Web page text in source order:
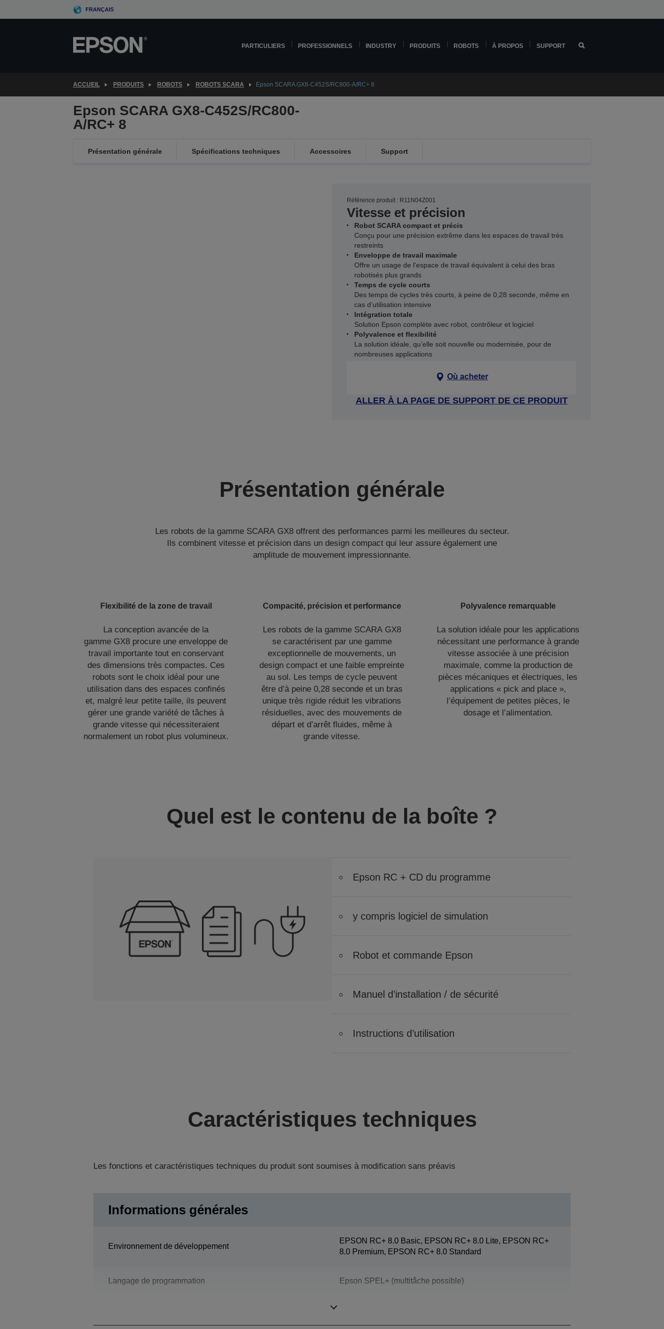
to
FRANÇAIS
PARTICULIERS PROFESSIONNELS INDUSTRY PRODUITS ROBOTS À PROPOS SUPPORT
ACCUEIL PRODUITS ROBOTS ROBOTS SCARA Epson SCARA GX8-C452S/RC800-A/RC+ 8
Epson SCARA GX8-C452S/RC800-
A/RC+ 8
Présentation générale Spécifications techniques Accessoires Support
Référence produit : R11N04Z001
Vitesse et précision
Robot SCARA compact et précis
Conçu pour une précision extrême dans les espaces de travail très
restreints
Enveloppe de travail maximale
Offre un usage de l'espace de travail équivalent à celui des bras
robotisés plus grands
Temps de cycle courts
Des temps de cycles très courts, à peine de 0,28 seconde, même en
cas d’utilisation intensive
Intégration totale
Solution Epson complète avec robot, contrôleur et logiciel
Polyvalence et flexibilité
La solution idéale, qu’elle soit nouvelle ou modernisée, pour de
nombreuses applications
Où acheter
ALLER À LA PAGE DE SUPPORT DE CE PRODUIT
Présentation générale
Les robots de la gamme SCARA GX8 offrent des performances parmi les meilleures du secteur.
Ils combinent vitesse et précision dans un design compact qui leur assure également une
amplitude de mouvement impressionnante.
Flexibilité de la zone de travail
La conception avancée de la
gamme GX8 procure une enveloppe de
travail importante tout en conservant
des dimensions très compactes. Ces
robots sont le choix idéal pour une
utilisation dans des espaces confinés
et, malgré leur petite taille, ils peuvent
gérer une grande variété de tâches à
grande vitesse qui nécessiteraient
normalement un robot plus volumineux.
Compacité, précision et performance
Les robots de la gamme SCARA GX8
se caractérisent par une gamme
exceptionnelle de mouvements, un
design compact et une faible empreinte
au sol. Les temps de cycle peuvent
être d’à peine 0,28 seconde et un bras
unique très rigide réduit les vibrations
résiduelles, avec des mouvements de
départ et d’arrêt fluides, même à
grande vitesse.
Polyvalence remarquable
La solution idéale pour les applications
nécessitant une performance à grande
vitesse associée à une précision
maximale, comme la production de
pièces mécaniques et électriques, les
applications « pick and place »,
l’équipement de petites pièces, le
dosage et l’alimentation.
Quel est le contenu de la boîte ?
Epson RC + CD du programme
y compris logiciel de simulation
Robot et commande Epson
Manuel d’installation / de sécurité
Instructions d’utilisation
Caractéristiques techniques
Les fonctions et caractéristiques techniques du produit sont soumises à modification sans préavis
Informations générales
Environnement de développement
EPSON RC+ 8.0 Basic, EPSON RC+ 8.0 Lite, EPSON RC+
8.0 Premium, EPSON RC+ 8.0 Standard
Langage de programmation Epson SPEL+ (multitâche possible)